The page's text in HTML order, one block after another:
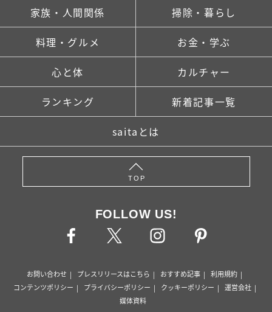
家族・人間関係 掃除・暮らし
料理・グルメ お金・学ぶ
心と体 カルチャー
ランキング 新着記事一覧
saitaとは
TOP
FOLLOW US!
お問い合わせ プレスリリースはこちら おすすめ記事
利用規約
コンテンツポリシー
プライバシーポリシー クッキーポリシー
運営会社
媒体資料